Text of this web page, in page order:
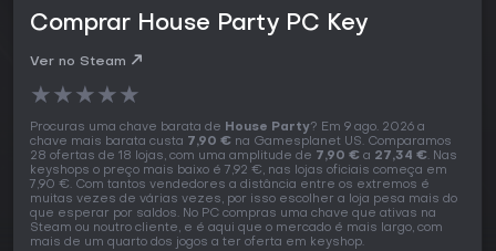
Comprar House Party PC Key
Ver no Steam
★★★★★
Procuras uma chave barata de House Party? Em 9 ago. 2026 a
chave mais barata custa 7,90 € na Gamesplanet US. Comparamos
28 ofertas de 18 lojas, com uma amplitude de 7,90 € a 27,34 €. Nas
keyshops o preço mais baixo é 7,92 €, nas lojas oficiais começa em
7,90 €. Com tantos vendedores a distância entre os extremos é
muitas vezes de várias vezes, por isso escolher a loja pesa mais do
que esperar por saldos. No PC compras uma chave que ativas na
Steam ou noutro cliente, e é aqui que o mercado é mais largo, com
mais de um quarto dos jogos a ter oferta em keyshop.